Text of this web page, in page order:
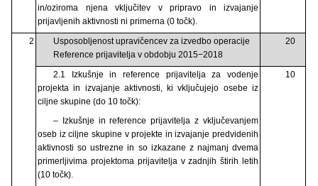
in/oziroma njena vključitev v pripravo in izvajanje
prijavljenih aktivnosti ni primerna (0 točk).
2
Usposobljenost upravičencev za izvedbo operacije
Reference prijavitelja v obdobju 2015−2018
20
2.1 Izkušnje in reference prijavitelja za vodenje
projekta in izvajanje aktivnosti, ki vključujejo osebe iz
ciljne skupine (do 10 točk):
10
– Izkušnje in reference prijavitelja z vključevanjem
oseb iz ciljne skupine v projekte in izvajanje predvidenih
aktivnosti so ustrezne in so izkazane z najmanj dvema
primerljivima projektoma prijavitelja v zadnjih štirih letih
(10 točk).